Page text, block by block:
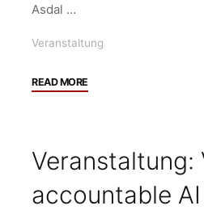
Mookerjea,
18:00"
Asdal …
Veranstaltung
READ MORE"Veranstaltung:
Made
Cod,
Veranstaltung:
accountable